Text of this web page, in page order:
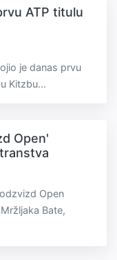
ATP titulu
je danas prvu
Kitzbu...
Open'
Open
Bate,